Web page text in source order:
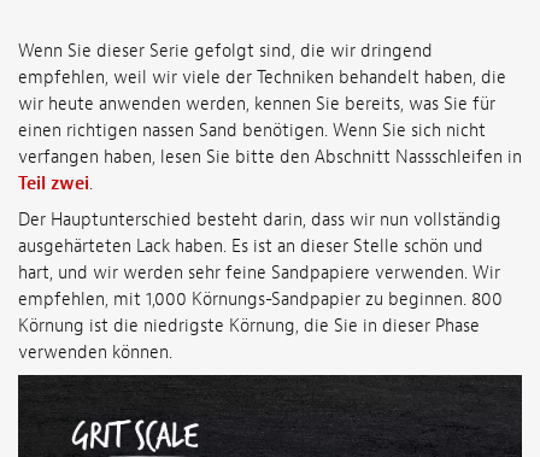
Wenn Sie dieser Serie gefolgt sind, die wir dringend
empfehlen, weil wir viele der Techniken behandelt haben, die
wir heute anwenden werden, kennen Sie bereits, was Sie für
einen richtigen nassen Sand benötigen. Wenn Sie sich nicht
verfangen haben, lesen Sie bitte den Abschnitt Nassschleifen in
Teil zwei.
Der Hauptunterschied besteht darin, dass wir nun vollständig
ausgehärteten Lack haben. Es ist an dieser Stelle schön und
hart, und wir werden sehr feine Sandpapiere verwenden. Wir
empfehlen, mit 1,000 Körnungs-Sandpapier zu beginnen. 800
Körnung ist die niedrigste Körnung, die Sie in dieser Phase
verwenden können.